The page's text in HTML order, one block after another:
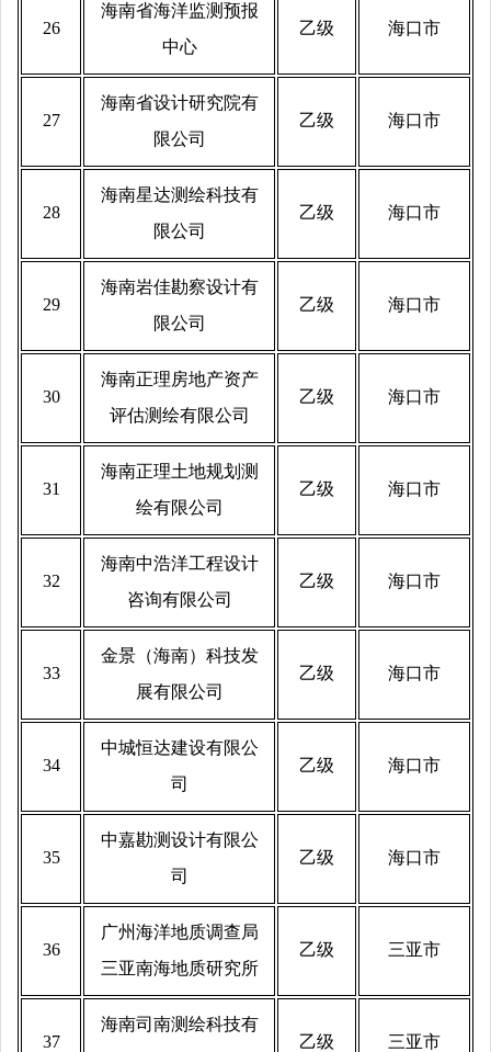
26
海南省海洋监测预报
中心
乙级 海口市
27
海南省设计研究院有
限公司
乙级 海口市
28
海南星达测绘科技有
限公司
乙级 海口市
29
海南岩佳勘察设计有
限公司
乙级 海口市
30
海南正理房地产资产
评估测绘有限公司
乙级 海口市
31
海南正理土地规划测
绘有限公司
乙级 海口市
32
海南中浩洋工程设计
咨询有限公司
乙级 海口市
33
金景（海南）科技发
展有限公司
乙级 海口市
34
中城恒达建设有限公
司
乙级 海口市
35
中嘉勘测设计有限公
司
乙级 海口市
36
广州海洋地质调查局
三亚南海地质研究所
乙级 三亚市
37
海南司南测绘科技有
乙级 三亚市